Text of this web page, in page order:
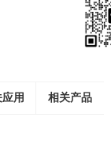
用 相关产品